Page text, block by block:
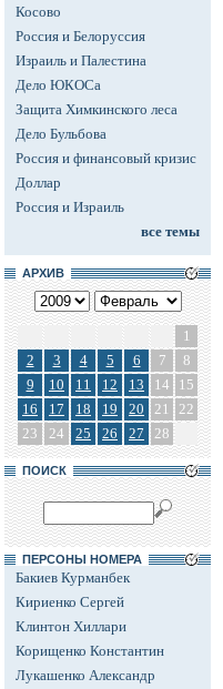
Косово
Россия и Белоруссия
Израиль и Палестина
Дело ЮКОСа
Защита Химкинского леса
Дело Бульбова
Россия и финансовый кризис
Доллар
Россия и Израиль
все темы
АРХИВ
1
2
3 4 5 6 7
8
9
10 11 12 13 14
15
16
17 18 19 20 21
22
23
24 25 26 27 28
ПОИСК
ПЕРСОНЫ НОМЕРА
Бакиев Курманбек
Кириенко Сергей
Клинтон Хиллари
Корищенко Константин
Лукашенко Александр